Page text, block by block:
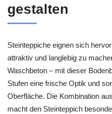
gestalten
Steinteppiche eignen sich
attraktiv und langlebig zu
Waschbeton – mit dieser
Stufen eine frische Optik und
Oberfläche. Die Kombination
macht den Steinteppich